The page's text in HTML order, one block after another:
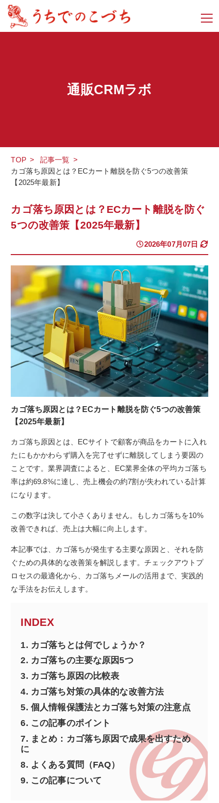
通販CRMラボ
TOP > 記事一覧 >
カゴ落ち原因とは？ECカート離脱を防ぐ5つの改善策
【2025年最新】
カゴ落ち原因とは？ECカート離脱を防ぐ
5つの改善策【2025年最新】
2026年07月07日
カゴ落ち原因とは？ECカート離脱を防ぐ5つの改善策
【2025年最新】
カゴ落ち原因とは、ECサイトで顧客が商品をカートに入れ
たにもかかわらず購入を完了せずに離脱してしまう要因の
ことです。業界調査によると、EC業界全体の平均カゴ落ち
率は約69.8%に達し、売上機会の約7割が失われている計算
になります。
この数字は決して小さくありません。もしカゴ落ちを10%
改善できれば、売上は大幅に向上します。
本記事では、カゴ落ちが発生する主要な原因と、それを防
ぐための具体的な改善策を解説します。チェックアウトプ
ロセスの最適化から、カゴ落ちメールの活用まで、実践的
な手法をお伝えします。
INDEX
1. カゴ落ちとは何でしょうか？
2. カゴ落ちの主要な原因5つ
3. カゴ落ち原因の比較表
4. カゴ落ち対策の具体的な改善方法
5. 個人情報保護法とカゴ落ち対策の注意点
6. この記事のポイント
7. まとめ：カゴ落ち原因で成果を出すため
に
8. よくある質問（FAQ）
9. この記事について